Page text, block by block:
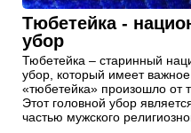
Тюбетейка -
убор
Тюбетейка – старинный
убор, который имеет
«тюбетейка» произошло от
Этот головной убор
частью мужского